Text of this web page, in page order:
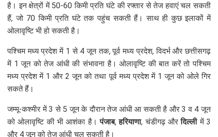
है। इन क्षेत्रों में 50-60 किमी प्रति घंटे की रफ्तार से तेज हवाएं चल सकती
हैं, जो 70 किमी प्रति घंटे तक पहुंच सकती हैं। साथ ही कुछ इलाकों में
ओलावृष्टि भी हो सकती है।
पश्चिम मध्य प्रदेश में 1 से 4 जून तक, पूर्व मध्य प्रदेश, विदर्भ और छत्तीसगढ़
में 1 जून को तेज आंधी की संभावना है। ओलावृष्टि की बात करें तो पश्चिम
मध्य प्रदेश में 1 और 2 जून को तथा पूर्व मध्य प्रदेश में 1 जून को ओले गिर
सकते हैं।
जम्मू-कश्मीर में 3 से 5 जून के दौरान तेज आंधी आ सकती है और 3 व 4 जून
को ओलावृष्टि की भी आशंका है।पंजाब,हरियाणा, चंडीगढ़ औरदिल्लीमें 3
और 4 जून को तेज आंधी चल सकती है।